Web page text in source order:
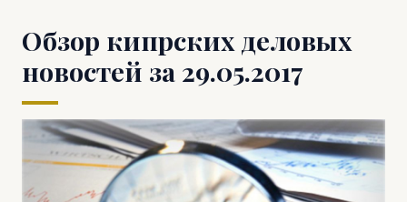
Обзор кипрских деловых
новостей за 29.05.2017